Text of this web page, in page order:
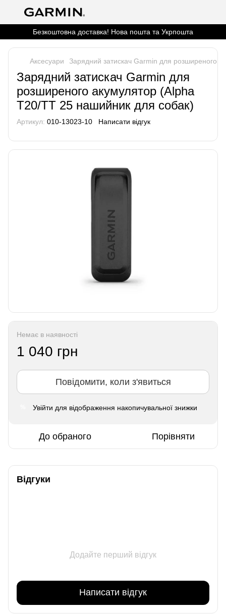
Безкоштовна доставка! Нова пошта та Укрпошта
Аксесуари Зарядний затискач Garmin для розширеного
Зарядний затискач Garmin для
розширеного акумулятор (Alpha
T20/TT 25 нашийник для собак)
Артикул: 010-13023-10 Написати відгук
Немає в наявності
1 040 грн
Повідомити, коли з'явиться
Увійти для відображення накопичувальної знижки
До обраного Порівняти
Відгуки
Додайте перший відгук
Написати відгук